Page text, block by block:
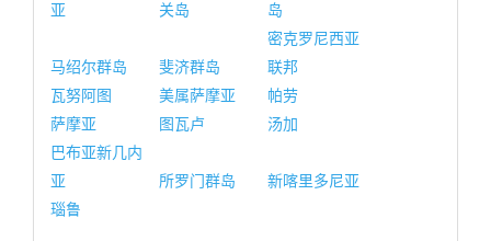
亚
关岛
岛
马绍尔群岛 斐济群岛
密克罗尼西亚
联邦
瓦努阿图
美属萨摩亚
帕劳
萨摩亚
图瓦卢
汤加
巴布亚新几内
亚
所罗门群岛
新喀里多尼亚
瑙鲁